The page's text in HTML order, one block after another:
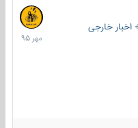
خارجی
27
مهر
1395